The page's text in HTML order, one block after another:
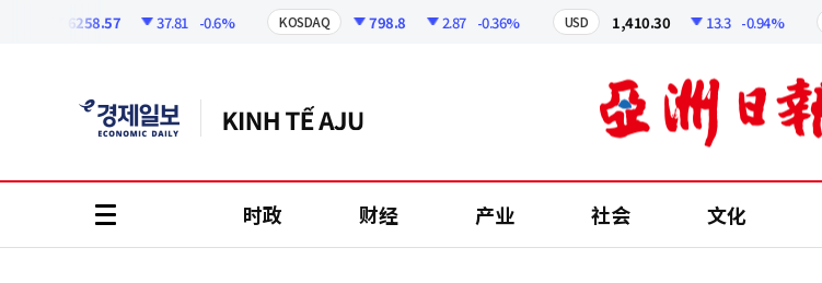
6258.57 37.81 -0.6% KOSDAQ 798.8 2.87 -0.36% USD 1,410.30 13.3 -0.94% EUR
时政 财经 产业 社会 文化